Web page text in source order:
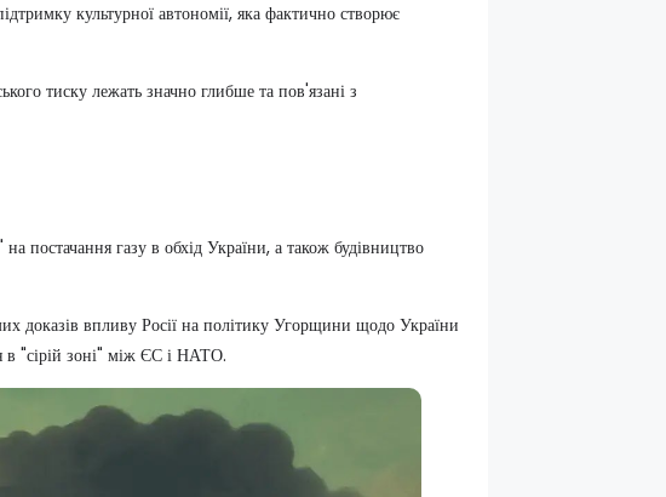
культурної автономії, яка фактично створює
тиску лежать значно глибше та пов'язані з
постачання газу в обхід України, а також будівництво
доказів впливу Росії на політику Угорщини щодо України
в "сірій зоні" між ЄС і НАТО.